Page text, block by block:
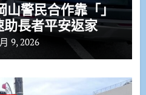
長者平安返家
9, 2026